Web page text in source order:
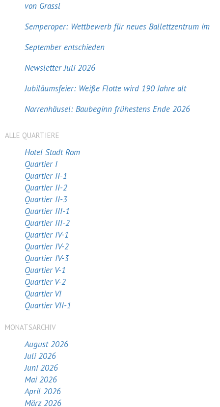
von Grassl
Semperoper: Wettbewerb für neues Ballettzentrum im
September entschieden
Newsletter Juli 2026
Jubiläumsfeier: Weiße Flotte wird 190 Jahre alt
Narrenhäusel: Baubeginn frühestens Ende 2026
ALLE QUARTIERE
Hotel Stadt Rom
Quartier I
Quartier II-1
Quartier II-2
Quartier II-3
Quartier III-1
Quartier III-2
Quartier IV-1
Quartier IV-2
Quartier IV-3
Quartier V-1
Quartier V-2
Quartier VI
Quartier VII-1
MONATSARCHIV
August 2026
Juli 2026
Juni 2026
Mai 2026
April 2026
März 2026